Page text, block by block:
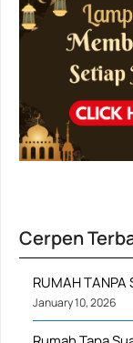
Cerpen
RUMAH
January 10, 2026